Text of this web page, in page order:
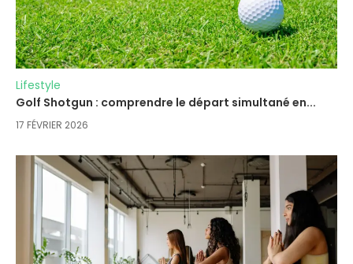
Lifestyle
Golf Shotgun : comprendre le départ simultané en...
17 FÉVRIER 2026